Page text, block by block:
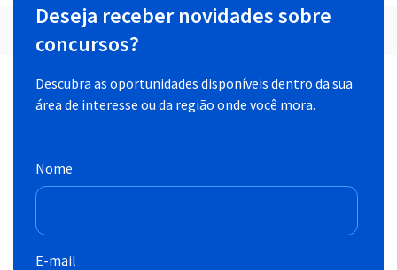
Deseja receber novidades sobre
concursos?
Descubra as oportunidades disponíveis dentro da sua
área de interesse ou da região onde você mora.
Nome
E-mail